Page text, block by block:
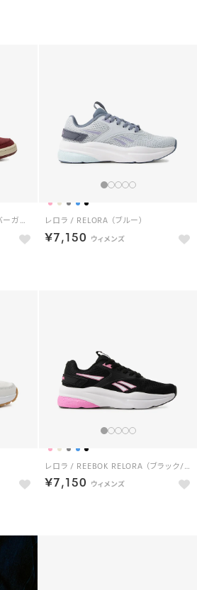
クラブシー 85 / CLUB C 85 （バーガンディー） レロラ / RELORA （ブルー）
￥7,150
レロラ / REEBOK RELORA （ブラック/ピンク）
￥7,150